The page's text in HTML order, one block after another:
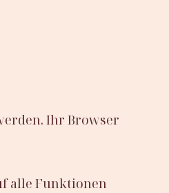
Ihr Browser
alle Funktionen